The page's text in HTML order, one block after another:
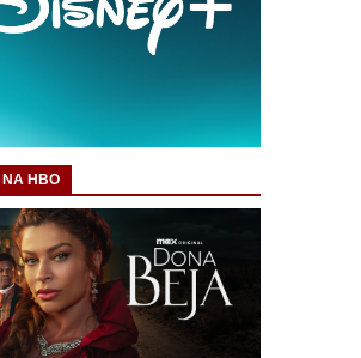
NA HBO